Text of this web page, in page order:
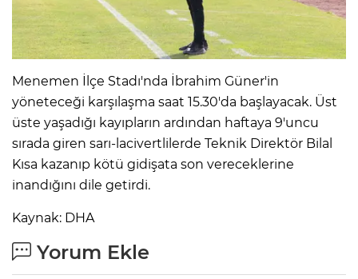
Menemen İlçe Stadı'nda İbrahim Güner'in
yöneteceği karşılaşma saat 15.30'da başlayacak. Üst
üste yaşadığı kayıpların ardından haftaya 9'uncu
sırada giren sarı-lacivertlilerde Teknik Direktör Bilal
Kısa kazanıp kötü gidişata son vereceklerine
inandığını dile getirdi.
Kaynak: DHA
Yorum Ekle